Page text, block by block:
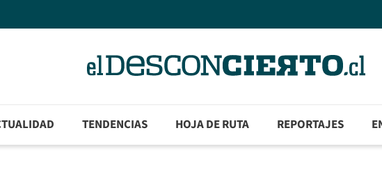
TENDENCIAS HOJA DE RUTA REPORTAJES